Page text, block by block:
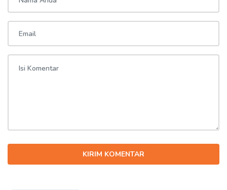
KIRIM KOMENTAR